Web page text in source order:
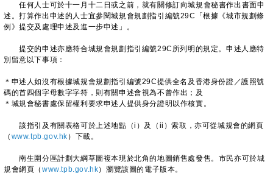
任何人士可於十一月十二日或之前，就有關修訂向城規會秘書作出書面申
述。打算作出申述的人士宜參閱城規會規劃指引編號29C「根據《城市規劃條
例》提交及處理申述及進一步申述」。
提交的申述亦應符合城規會規劃指引編號29C所列明的規定。申述人應特
別留意以下事項：
＊申述人如沒有根據城規會規劃指引編號29C提供全名及香港身份證／護照號
碼的首四個字母數字字符，則有關申述會視為不曾作出；及
＊城規會秘書處保留權利要求申述人提供身分證明以作核實。
該指引及有關表格可於上述地點（i）及（ii）索取，亦可從城規會的網頁
（ www.tpb.gov.hk ）下載。
南生圍分區計劃大綱草圖複本現於北角的地圖銷售處發售。市民亦可於城
規會網頁（ www.tpb.gov.hk）瀏覽該圖的電子版本。